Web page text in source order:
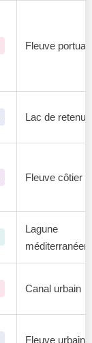
Fleuve
Lac de retenue
Fleuve côtier
Lagune
Canal urbain
Fleuve urbain